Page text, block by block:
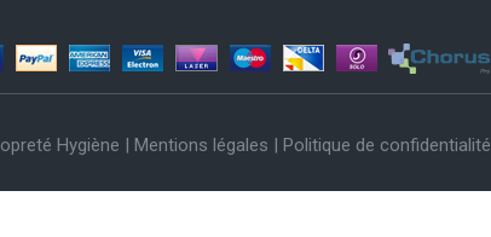
Hygiène | Mentions légales | Politique de confidentialité